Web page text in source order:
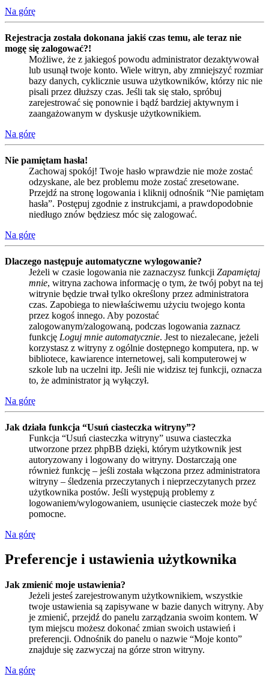
Na górę
Rejestracja została dokonana jakiś czas temu, ale teraz nie
mogę się zalogować?!
Możliwe, że z jakiegoś powodu administrator dezaktywował
lub usunął twoje konto. Wiele witryn, aby zmniejszyć rozmiar
bazy danych, cyklicznie usuwa użytkowników, którzy nic nie
pisali przez dłuższy czas. Jeśli tak się stało, spróbuj
zarejestrować się ponownie i bądź bardziej aktywnym i
zaangażowanym w dyskusje użytkownikiem.
Na górę
Nie pamiętam hasła!
Zachowaj spokój! Twoje hasło wprawdzie nie może zostać
odzyskane, ale bez problemu może zostać zresetowane.
Przejdź na stronę logowania i kliknij odnośnik “Nie pamiętam
hasła”. Postępuj zgodnie z instrukcjami, a prawdopodobnie
niedługo znów będziesz móc się zalogować.
Na górę
Dlaczego następuje automatyczne wylogowanie?
Jeżeli w czasie logowania nie zaznaczysz funkcji Zapamiętaj
mnie, witryna zachowa informację o tym, że twój pobyt na tej
witrynie będzie trwał tylko określony przez administratora
czas. Zapobiega to niewłaściwemu użyciu twojego konta
przez kogoś innego. Aby pozostać
zalogowanym/zalogowaną, podczas logowania zaznacz
funkcję Loguj mnie automatycznie. Jest to niezalecane, jeżeli
korzystasz z witryny z ogólnie dostępnego komputera, np. w
bibliotece, kawiarence internetowej, sali komputerowej w
szkole lub na uczelni itp. Jeśli nie widzisz tej funkcji, oznacza
to, że administrator ją wyłączył.
Na górę
Jak działa funkcja “Usuń ciasteczka witryny”?
Funkcja “Usuń ciasteczka witryny” usuwa ciasteczka
utworzone przez phpBB dzięki, którym użytkownik jest
autoryzowany i logowany do witryny. Dostarczają one
również funkcję – jeśli została włączona przez administratora
witryny – śledzenia przeczytanych i nieprzeczytanych przez
użytkownika postów. Jeśli występują problemy z
logowaniem/wylogowaniem, usunięcie ciasteczek może być
pomocne.
Na górę
Preferencje i ustawienia użytkownika
Jak zmienić moje ustawienia?
Jeżeli jesteś zarejestrowanym użytkownikiem, wszystkie
twoje ustawienia są zapisywane w bazie danych witryny. Aby
je zmienić, przejdź do panelu zarządzania swoim kontem. W
tym miejscu możesz dokonać zmian swoich ustawień i
preferencji. Odnośnik do panelu o nazwie “Moje konto”
znajduje się zazwyczaj na górze stron witryny.
Na górę